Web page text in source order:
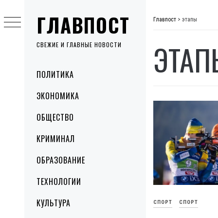
ГЛАВПОСТ
СВЕЖИЕ И ГЛАВНЫЕ НОВОСТИ
MenuПОЛИТИКА
ЭКОНОМИКА
ОБЩЕСТВО
КРИМИНАЛ
ОБРАЗОВАНИЕ
ТЕХНОЛОГИИ
КУЛЬТУРА
to
content
Главпост > этапы
СПОРТ СПОРТ